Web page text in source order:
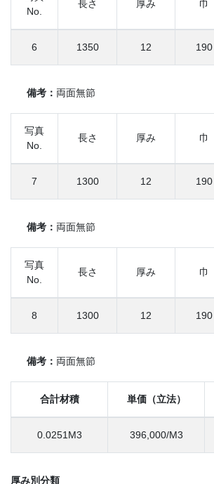
No.
長さ 厚み 巾
6 1350 12 190
備考： 両面無節
写真
No.
長さ 厚み 巾
7 1300 12 190
備考： 両面無節
写真
No.
長さ 厚み 巾
8 1300 12 190
備考： 両面無節
合計材積 単価（立法）
0.0251M3 396,000/M3
厚み別分類